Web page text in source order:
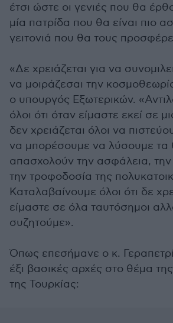
έτσι ώστε οι γενιές που θα
μία πατρίδα που θα είναι πιο
γειτονιά που θα τους
«Δε χρειάζεται για να
να μοιράζεσαι την
ο υπουργός Εξωτερικών.
όλοι ότι όταν είμαστε εκεί σε
δεν χρειάζεται όλοι να
να μπορέσουμε να λύσουμε τα
απασχολούν την ασφάλεια, την
την τροφοδοσία της
Καταλαβαίνουμε όλοι ότι δε
είμαστε σε όλα ταυτόσημοι
συζητούμε».
Όπως επεσήμανε ο κ.
έξι βασικές αρχές στο θέμα
της Τουρκίας: